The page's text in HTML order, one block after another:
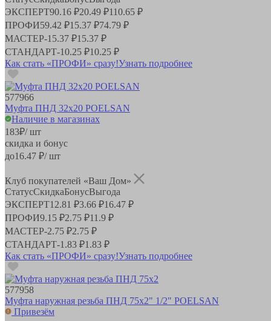
ЭКСПЕРТ90.16 ₽20.49 ₽110.65 ₽
ПРОФИ59.42 ₽15.37 ₽74.79 ₽
МАСТЕР-15.37 ₽15.37 ₽
СТАНДАРТ-10.25 ₽10.25 ₽
Как стать «ПРОФИ» сразу!Узнать подробнее
577966
Муфта ПНД 32х20 POELSAN
Наличие в магазинах
183₽/ шт
скидка и бонус
до16.47 ₽/ шт
Клуб покупателей «Ваш Дом»
СтатусСкидкаБонусВыгода
ЭКСПЕРТ12.81 ₽3.66 ₽16.47 ₽
ПРОФИ9.15 ₽2.75 ₽11.9 ₽
МАСТЕР-2.75 ₽2.75 ₽
СТАНДАРТ-1.83 ₽1.83 ₽
Как стать «ПРОФИ» сразу!Узнать подробнее
577958
Муфта наружная резьба ПНД 75х2" 1/2" POELSAN
Привезём